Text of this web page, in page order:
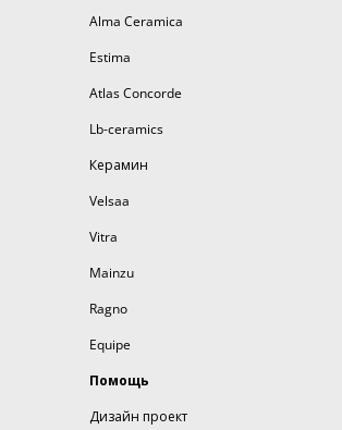
Alma Ceramica
Estima
Atlas Concorde
Lb-ceramics
Керамин
Velsaa
Vitra
Mainzu
Ragno
Equipe
Помощь
Дизайн проект